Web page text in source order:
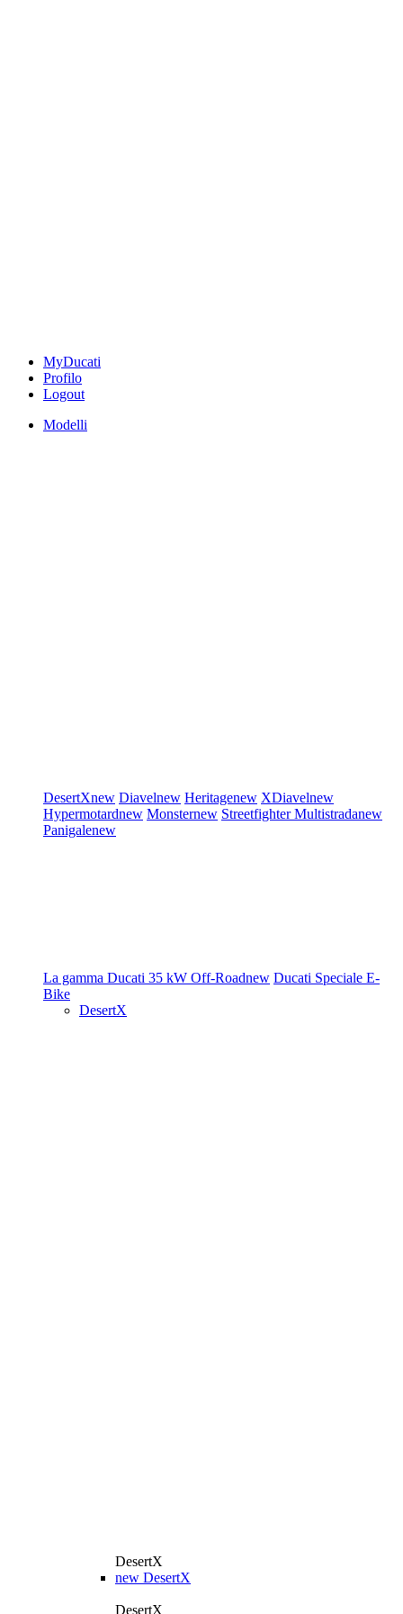
MyDucati
Profilo
Logout
Modelli
DesertXnew Diavelnew Heritagenew XDiavelnew
Hypermotardnew Monsternew StreetfighterMultistradanew
Panigalenew
La gamma Ducati 35 kW Off-Roadnew Ducati Speciale E-
Bike
DesertX
DesertX
new DesertX
DesertX